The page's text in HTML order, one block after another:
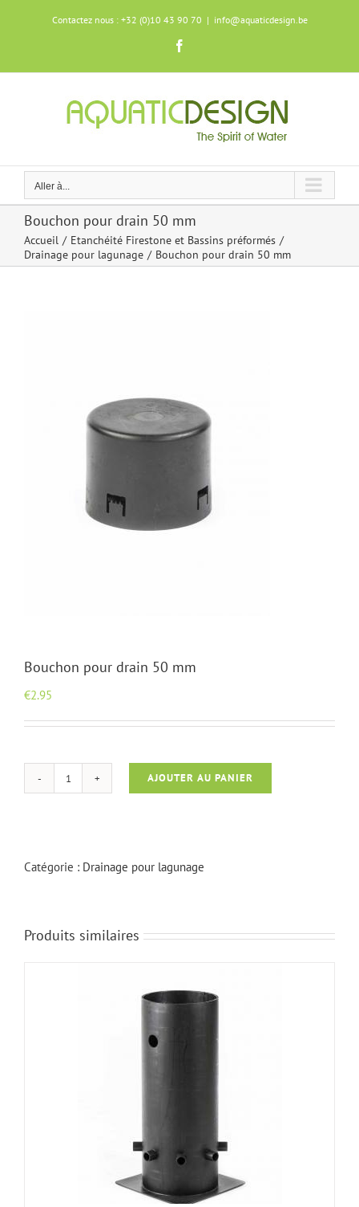
Contactez nous : +32 (0)10 43 90 70 | info@aquaticdesign.be
Aller à...
Bouchon pour drain 50 mm
Accueil
Etanchéité Firestone et Bassins préformés
Drainage pour lagunage
Bouchon pour drain 50 mm
Bouchon pour drain 50 mm
€2.95
quantité
drain
AJOUTER AU PANIER
Catégorie : Drainage pour lagunage
Produits similaires